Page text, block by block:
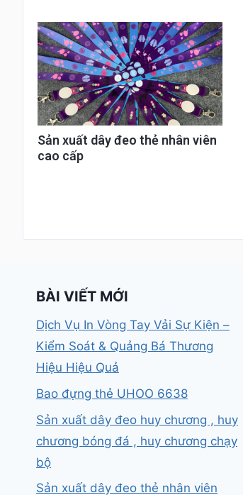
Sản xuất dây đeo thẻ nhân viên
cao cấp
BÀI VIẾT MỚI
Dịch Vụ In Vòng Tay Vải Sự Kiện –
Kiểm Soát & Quảng Bá Thương
Hiệu Hiệu Quả
Bao đựng thẻ UHOO 6638
Sản xuất dây đeo huy chương , huy
chương bóng đá , huy chương chạy
bộ
Sản xuất dây đeo thẻ nhân viên